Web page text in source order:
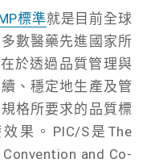
標準就是目前全球
數醫藥先進國家所
於透過品質管理與
、穩定地生產及管
格所要求的品質標
果。PIC/S是The
and Co-